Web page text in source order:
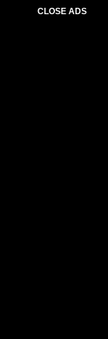
CLOSE ADS